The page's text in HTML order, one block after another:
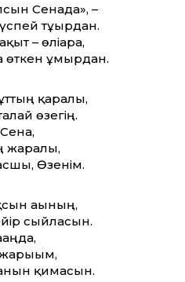
Сенада», –
тұғырдан.
– өліара,
ғұмырдан.
қаралы,
өзегің.
жаралы,
Өзенім.
ағының,
сыйласын.
қимасын.